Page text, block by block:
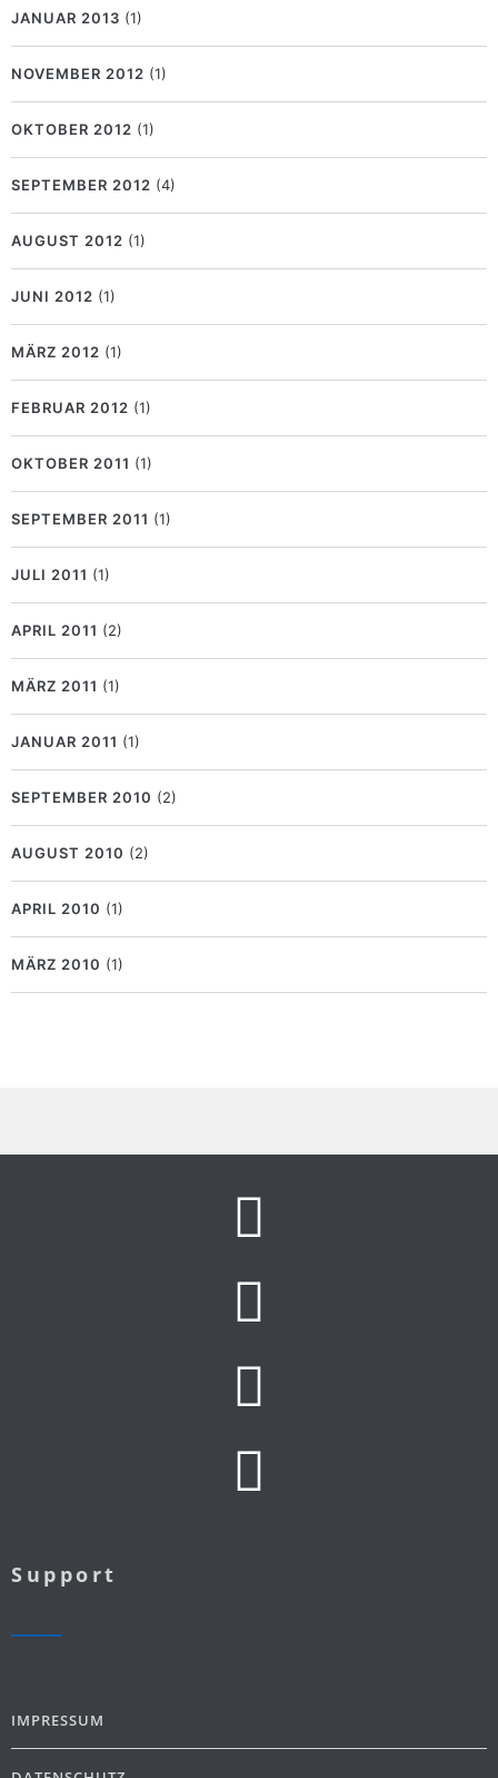
JANUAR 2013 (1)
NOVEMBER 2012 (1)
OKTOBER 2012 (1)
SEPTEMBER 2012 (4)
AUGUST 2012 (1)
JUNI 2012 (1)
MÄRZ 2012 (1)
FEBRUAR 2012 (1)
OKTOBER 2011 (1)
SEPTEMBER 2011 (1)
JULI 2011 (1)
APRIL 2011 (2)
MÄRZ 2011 (1)
JANUAR 2011 (1)
SEPTEMBER 2010 (2)
AUGUST 2010 (2)
APRIL 2010 (1)
MÄRZ 2010 (1)
Support
IMPRESSUM